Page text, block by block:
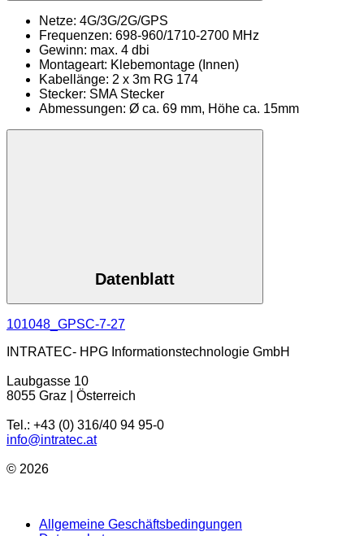
Netze: 4G/3G/2G/GPS
Frequenzen: 698-960/1710-2700 MHz
Gewinn: max. 4 dbi
Montageart: Klebemontage (Innen)
Kabellänge: 2 x 3m RG 174
Stecker: SMA Stecker
Abmessungen: Ø ca. 69 mm, Höhe ca. 15mm
Datenblatt
101048_GPSC-7-27
INTRATEC- HPG Informationstechnologie GmbH
Laubgasse 10
8055 Graz | Österreich
Tel.: +43 (0) 316/40 94 95-0
info@intratec.at
© 2026
Allgemeine Geschäftsbedingungen